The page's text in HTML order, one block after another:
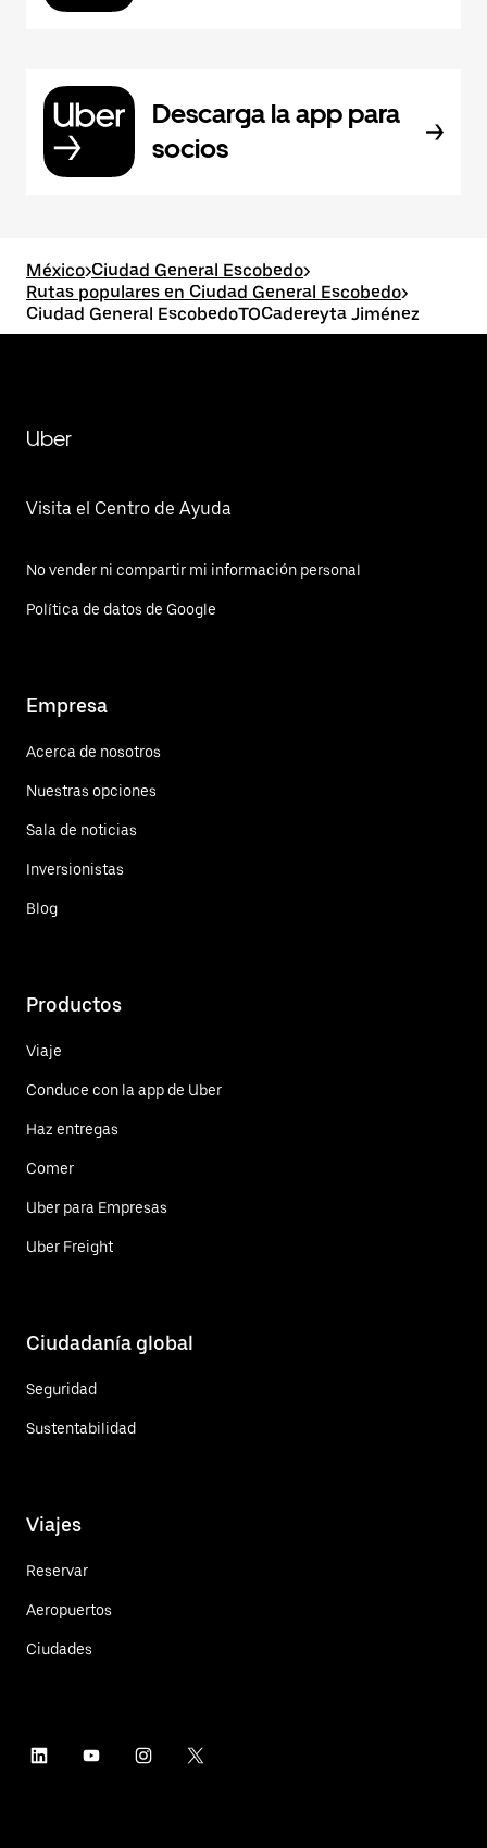
Descarga la app para
socios
México>Ciudad General Escobedo>
Rutas populares en Ciudad General Escobedo>
Ciudad General EscobedoTOCadereyta Jiménez
Uber
Visita el Centro de Ayuda
No vender ni compartir mi información personal
Política de datos de Google
Empresa
Acerca de nosotros
Nuestras opciones
Sala de noticias
Inversionistas
Blog
Productos
Viaje
Conduce con la app de Uber
Haz entregas
Comer
Uber para Empresas
Uber Freight
Ciudadanía global
Seguridad
Sustentabilidad
Viajes
Reservar
Aeropuertos
Ciudades